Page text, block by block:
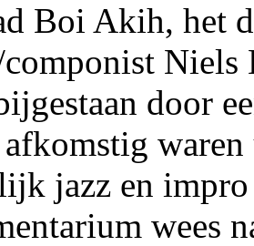
Boi Akih, het
Niels
door
jazz en impro
wees